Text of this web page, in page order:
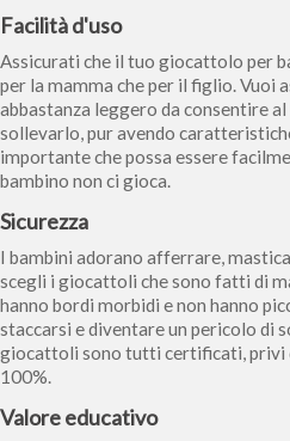
Facilitàd'uso
Assicurati che il tuo giocattolo per
per la mamma che per il figlio. Vuoi
abbastanza leggero da consentire
sollevarlo, pur avendo
importante che possa essere
bambino non ci gioca.
Sicurezza
I bambini adorano afferrare,
scegli i giocattoli che sono fatti di
hanno bordi morbidi e non hanno
staccarsi e diventare un pericolo di
giocattoli sono tutti certificati, privi
100%.
Valore educativo